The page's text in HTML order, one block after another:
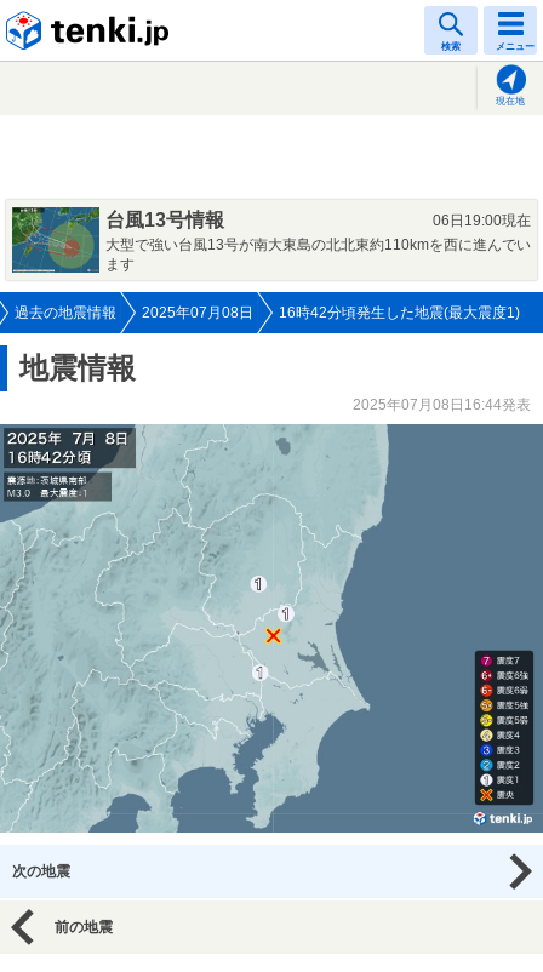
検索 メニュー
現在地
台風13号情報
06日19:00現在
大型で強い台風13号が南大東島の北北東約110kmを西に進んでい
ます
過去の地震情報 2025年07月08日 16時42分頃発生した地震(最大震度1)
地震情報
2025年07月08日16:44発表
次の地震
前の地震